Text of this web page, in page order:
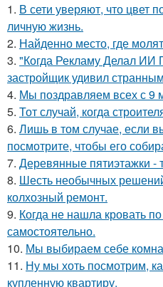
1. В сети уверяют, что цвет
личную жизнь.
2. Найденно место, где
3. "Когда Рекламу Делал ИИ
застройщик удивил
4. Мы поздравляем всех с 9
5. Тот случай, когда
6. Лишь в том случае, если
посмотрите, чтобы его
7. Деревянные пятиэтажки
8. Шесть необычных
колхозный ремонт.
9. Когда не нашла кровать
самостоятельно.
10. Мы выбираем себе
11. Ну мы хоть посмотрим,
купленную квартиру.